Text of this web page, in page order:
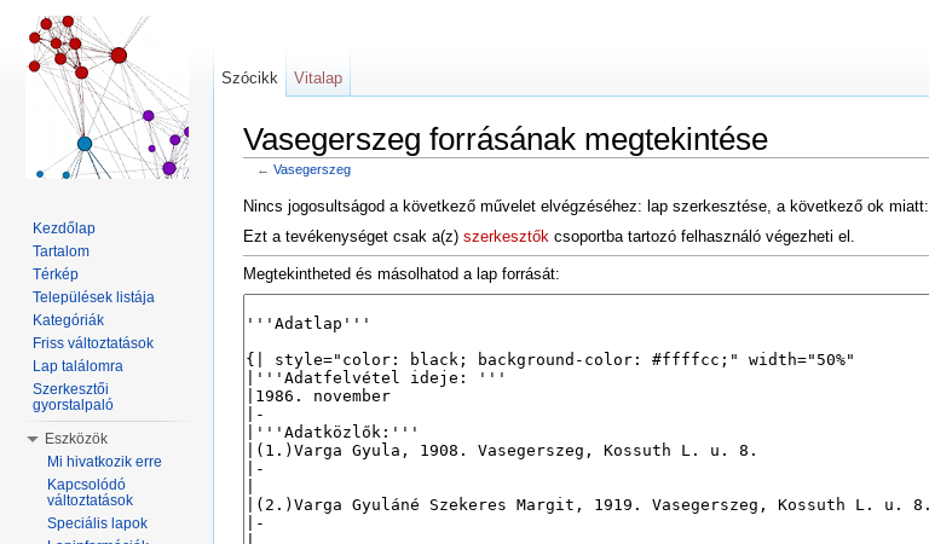
Vasegerszeg forrásának megtekintése
← Vasegerszeg
Nincs jogosultságod a következő művelet elvégzéséhez: lap szerkesztése, a következő ok miatt:
Ezt a tevékenységet csak a(z) szerkesztők csoportba tartozó felhasználó végezheti el.
Megtekintheted és másolhatod a lap forrását:
Szócikk Vitalap
Kezdőlap
Tartalom
Térkép
Települések listája
Kategóriák
Friss változtatások
Lap találomra
Szerkesztői
gyorstalpaló
Eszközök
Mi hivatkozik erre
Kapcsolódó
változtatások
Speciális lapok